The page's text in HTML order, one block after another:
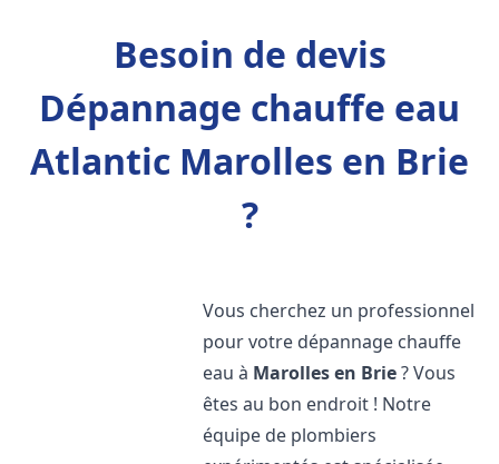
Besoin de devis
Dépannage chauffe eau
Atlantic Marolles en Brie
?
Vous cherchez un professionnel
pour votre dépannage chauffe
eau à Marolles en Brie? Vous
êtes au bon endroit ! Notre
équipe de plombiers